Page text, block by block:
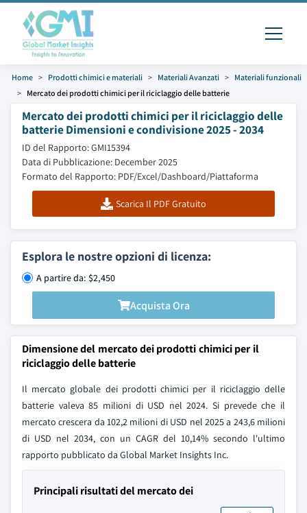
Home Prodotti chimici e materiali Materiali Avanzati
Materiali funzionali
Mercato dei prodotti chimici per il riciclaggio delle batterie
Mercato dei prodotti chimici per il riciclaggio delle
batterie Dimensioni e condivisione 2025 - 2034
ID del Rapporto: GMI15394
Data di Pubblicazione: December 2025
Formato del Rapporto: PDF/Excel/Dashboard/Piattaforma
Scarica Il PDF Gratuito
Esplora le nostre opzioni di licenza:
A partire da: $2,450
Acquista Ora
Dimensione del mercato dei prodotti chimici per il
riciclaggio delle batterie
Il mercato globale dei prodotti chimici per il riciclaggio delle
batterie valeva 85 milioni di USD nel 2024. Si prevede che il
mercato crescera da 102,2 milioni di USD nel 2025 a 243,6 milioni
di USD nel 2034, con un CAGR del 10,14% secondo l'ultimo
rapporto pubblicato da Global Market Insights Inc.
Principali risultati del mercato dei